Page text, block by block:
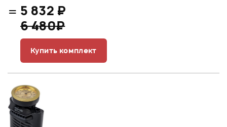
= 5 832 ₽
6 480₽
Купить комплект